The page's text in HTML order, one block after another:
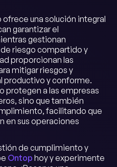
una solución integral
garantizar el
gestionan
riesgo compartido y
proporcionan las
mitigar riesgos y
productivo y conforme.
protegen a las empresas
sino que también
facilitando que
en sus operaciones
de cumplimiento y
Ontop hoy y experimente